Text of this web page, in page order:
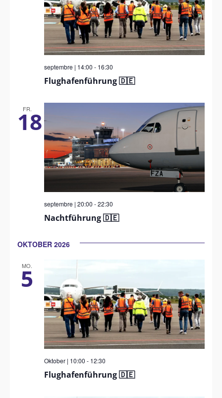
Flughafenführung 🇩🇪
septembre | 14:00 - 16:30
FR.
18
Nachtführung 🇩🇪
septembre | 20:00 -22:30
OKTOBER 2026
MO.
5
Flughafenführung 🇩🇪
Oktober | 10:00 - 12:30